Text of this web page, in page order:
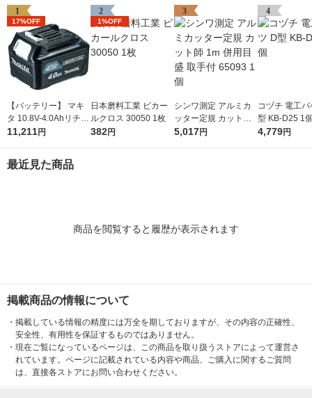
1
17%OFF
【バッテリー】 マキ
タ 10.8V-4.0Ahリチウ
ムイオンバッテリ A-5
11,211円
2
1%OFF
日本磨料工業 ピカー
ルクロス 30050 1枚
382円
3
シンワ測定 アルミカ
ッター定規 カット師
1m 併用目盛 取手付 6
5,017円
4
コヅチ 電工
型 KB-D25 1
4,779円
最近見た商品
商品を閲覧すると履歴が表示されます
掲載商品の情報について
・ 掲載している情報の精度には万全を期しておりますが、その内容の正確性、
安全性、有用性を保証するものではありません。
・ 現在ご覧になっているページは、この商品を取り扱うストアによって運営さ
れています。ページに記載されている内容や商品、ご購入に関するご質問
は、直接各ストアにお問い合わせください。